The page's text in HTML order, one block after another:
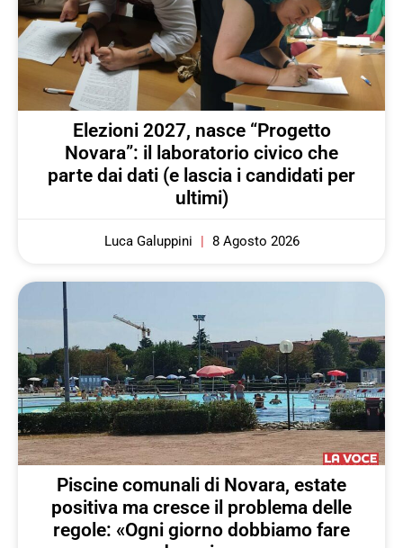
Elezioni 2027, nasce “Progetto
Novara”: il laboratorio civico che
parte dai dati (e lascia i candidati per
ultimi)
Luca Galuppini 8 Agosto 2026
Piscine comunali di Novara, estate
positiva ma cresce il problema delle
regole: «Ogni giorno dobbiamo fare